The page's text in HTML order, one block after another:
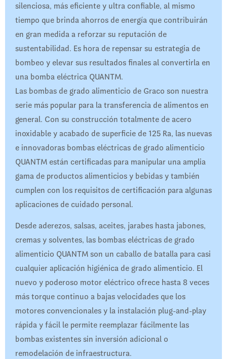
silenciosa, más eficiente y ultra confiable, al mismo
tiempo que brinda ahorros de energía que contribuirán
en gran medida a reforzar su reputación de
sustentabilidad. Es hora de repensar su estrategia de
bombeo y elevar sus resultados finales al convertirla en
una bomba eléctrica QUANTM.
Las bombas de grado alimenticio de Graco son nuestra
serie más popular para la transferencia de alimentos en
general. Con su construcción totalmente de acero
inoxidable y acabado de superficie de 125 Ra, las nuevas
e innovadoras bombas eléctricas de grado alimenticio
QUANTM están certificadas para manipular una amplia
gama de productos alimenticios y bebidas y también
cumplen con los requisitos de certificación para algunas
aplicaciones de cuidado personal.
Desde aderezos, salsas, aceites, jarabes hasta jabones,
cremas y solventes, las bombas eléctricas de grado
alimenticio QUANTM son un caballo de batalla para casi
cualquier aplicación higiénica de grado alimenticio. El
nuevo y poderoso motor eléctrico ofrece hasta 8 veces
más torque continuo a bajas velocidades que los
motores convencionales y la instalación plug-and-play
rápida y fácil le permite reemplazar fácilmente las
bombas existentes sin inversión adicional o
remodelación de infraestructura.